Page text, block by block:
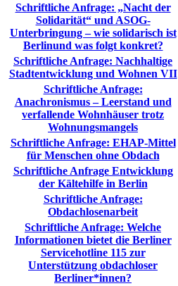
Schriftliche Anfrage: „Nacht der
Solidarität“ und ASOG-
Unterbringung – wie solidarisch ist
Berlinund was folgt konkret?
Schriftliche Anfrage: Nachhaltige
Stadtentwicklung und Wohnen VII
Schriftliche Anfrage:
Anachronismus – Leerstand und
verfallende Wohnhäuser trotz
Wohnungsmangels
Schriftliche Anfrage: EHAP-Mittel
für Menschen ohne Obdach
Schriftliche Anfrage Entwicklung
der Kältehilfe in Berlin
Schriftliche Anfrage:
Obdachlosenarbeit
Schriftliche Anfrage: Welche
Informationen bietet die Berliner
Servicehotline 115 zur
Unterstützung obdachloser
Berliner*innen?